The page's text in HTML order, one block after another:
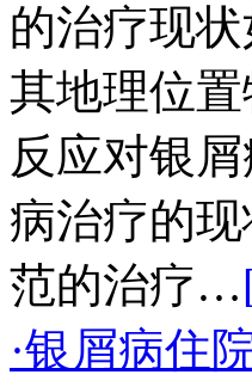
的治疗现
其地理位
反应对银
病治疗的
范的治疗…
·银屑病住